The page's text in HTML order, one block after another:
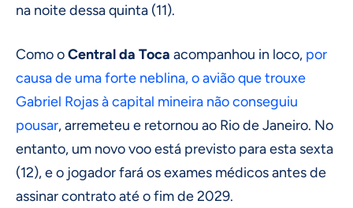
na noite dessa quinta (11).
Como oCentral da Toca acompanhou in loco, por
causa de uma forte neblina, o avião que trouxe
Gabriel Rojas à capital mineira não conseguiu
pousar, arremeteu e retornou ao Rio de Janeiro. No
entanto, um novo voo está previsto para esta sexta
(12), e o jogador fará os exames médicos antes de
assinar contrato até o fim de 2029.